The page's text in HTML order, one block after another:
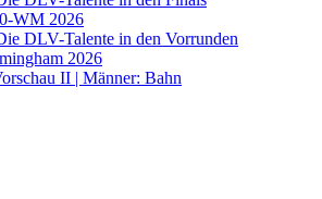
WM 2026
DLV-Talente in den Vorrunden
2026
II | Männer: Bahn